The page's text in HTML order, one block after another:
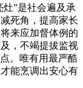
”是社会遍及承
死角，提高家长
来应加督体例的
，不竭提拔监视
。唯有用最严酷
能烹调出安心有